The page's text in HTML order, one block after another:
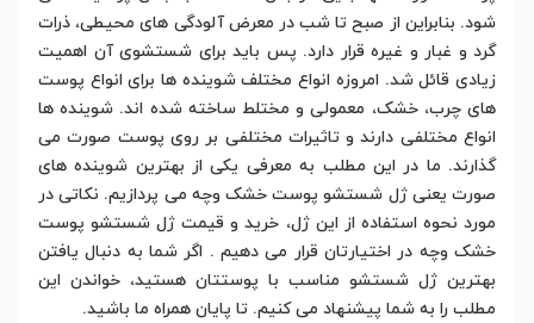
شود. بنابراین از صبح تا شب در معرض آلودگی های محیطی، ذرات
گرد و غبار و غیره قرار دارد. پس باید برای شستشوی آن اهمیت
زیادی قائل شد. امروزه انواع مختلف شوینده ها برای انواع پوست
های چرب، خشک، معمولی و مختلط ساخته شده اند. شوینده ها
انواع مختلفی دارند و تاثیرات مختلفی بر روی پوست صورت می
گذارند. ما در این مطلب به معرفی یکی از بهترین شوینده های
صورت یعنی ژل شستشو پوست خشک وچه می پردازیم. نکاتی در
مورد نحوه استفاده از این ژل، خرید و قیمت ژل شستشو پوست
خشک وچه در اختیارتان قرار می دهیم . اگر شما به دنبال یافتن
بهترین ژل شستشو مناسب با پوستتان هستید، خواندن این
مطلب را به شما پیشنهاد می کنیم. تا پایان همراه ما باشید.